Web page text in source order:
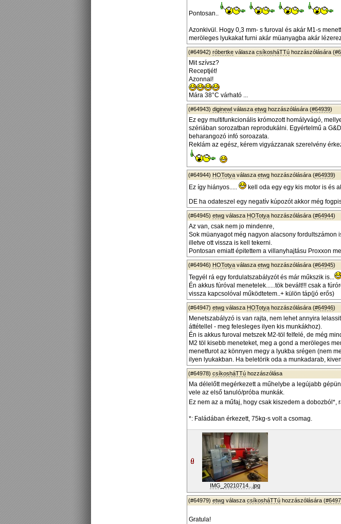
Pontosan..
Azonkivül. Hogy 0,3 mm- s furoval és akár M1-s
meröleges lyukakat furni akár müanyagba akár
(#64942) róbertke válasza csíkosháTTú hozzászólására (
Mit szívsz?
Receptjét!
Azonnal!
Mára 38°C várható ...
(#64943) diginewl válasza etwg hozzászólására (#64939)
Ez egy multifunkcionális krómozott homályvágó,
szériában sorozatban reprodukálni. Egyértelmű a
beharangozó infó soroazata.
Reklám az egész, kérem vigyázzanak szerelvény
(#64944) HOTotya válasza etwg hozzászólására (#64939)
Ez így hiányos.....
kell oda egy egy kis motor is és
DE ha odateszel egy negatív kúpozót akkor még
(#64945) etwg válasza HOTotya hozzászólására (#64944)
Az van, csak nem jo mindenre,
Sok müanyagot még nagyon alacsony fordultszámon
illetve ott vissza is kell tekerni.
Pontosan emiatt épitettem a villanyhajtásu Proxxon
(#64946) HOTotya válasza etwg hozzászólására (#64945)
Tegyél rá egy fordulatszabályzót és már műkszik is...
Én akkus fúróval menetelek......tök bevált!!! csak a
vissza kapcsolóval működtetem..+ külön táp(jó erős)
(#64947) etwg válasza HOTotya hozzászólására (#64946)
Menetszabályzó is van rajta, nem lehet annyira
áttétellel - meg felesleges ilyen kis munkákhoz).
Én is akkus furoval metszek M2-töl felfelé, de még
M2 töl kisebb meneteket, meg a gond a meröleges
menetfurot az könnyen megy a lyukba srégen (nem
ilyen lyukakban. Ha beletörik oda a munkadarab,
(#64978) csíkosháTTú hozzászólása
Ma délelőtt megérkezett a műhelybe a legújabb
vele az első tanuló/próba munkák.
Ez nem az a műfaj, hogy csak kiszedem a
*: Faládában érkezett, 75kg-s volt a csomag.
IMG_20210714...jpg
(#64979) etwg válasza csíkosháTTú hozzászólására (
Gratula!